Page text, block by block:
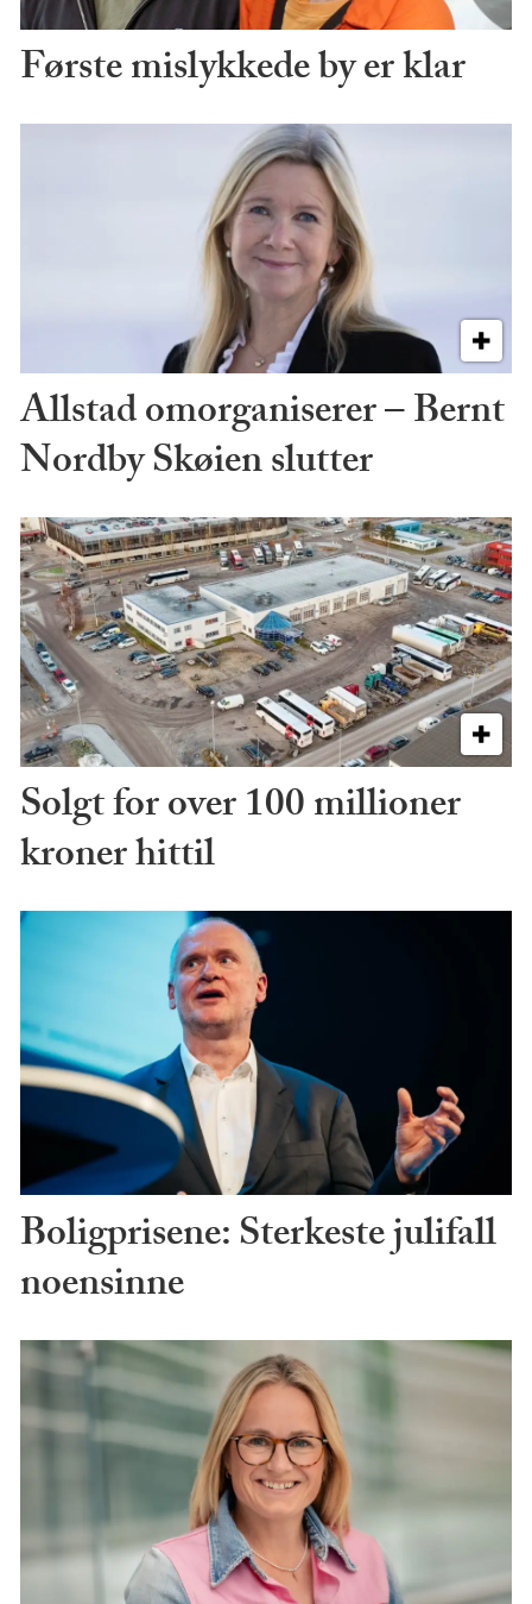
Første mislykkede by er klar
Allstad omorganiserer – Bernt
Nordby Skøien slutter
Solgt for over 100 millioner
kroner hittil
Boligprisene: Sterkeste julifall
noensinne